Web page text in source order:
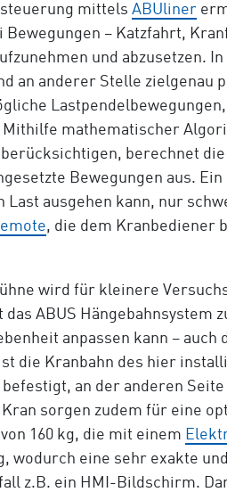
mittels ABUliner
– Katzfahrt,
und abzusetzen.
an anderer Stelle zielgenau
mathematischer
berechnet
Bewegungen aus.
ausgehen kann, nur
, die dem Kranbediener
wird für kleinere
ABUS Hängebahnsystem
anpassen kann –
die Kranbahn des hier
an der anderen
sorgen zudem für eine
160 kg, die mit einem
eine sehr exakte
z.B. ein HMI-Bildschirm.